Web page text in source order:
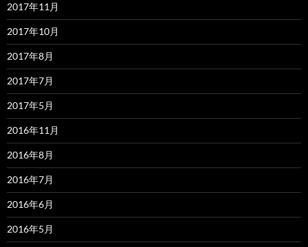
2017年11月
2017年10月
2017年8月
2017年7月
2017年5月
2016年11月
2016年8月
2016年7月
2016年6月
2016年5月